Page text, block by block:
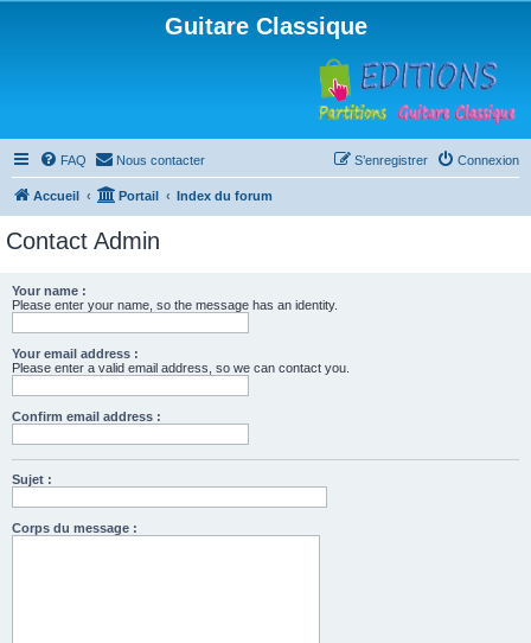
Guitare Classique
FAQ Nous contacter Connexion
S’enregistrer
Accueil Portail Index du forum
Contact Admin
Your name :
Please enter your name, so the message has an identity.
Your email address :
Please enter a valid email address, so we can contact you.
Confirm email address :
Sujet :
Corps du message :